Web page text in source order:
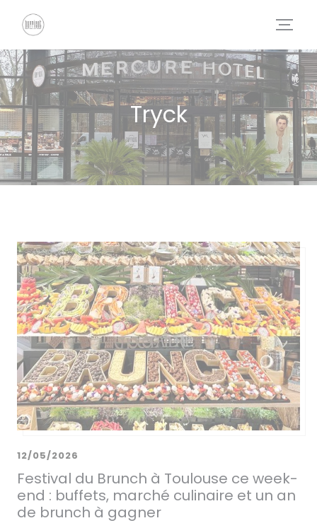
Tryck
Festival du Brunch à Toulouse ce week-
end : buffets, marché culinaire et un an
de brunch à gagner
12/05/2026